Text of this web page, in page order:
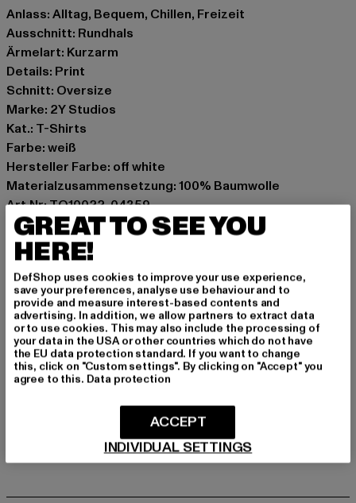
Anlass: Alltag, Bequem, Chillen, Freizeit
Ausschnitt: Rundhals
Ärmelart: Kurzarm
Details: Print
Schnitt: Oversize
Marke: 2Y Studios
Kat.: T-Shirts
Farbe: weiß
Hersteller Farbe: off white
Materialzusammensetzung: 100% Baumwolle
Art.Nr: TO10022-04359
Hersteller: 2Y Premium GmbH |
Hollefeldstraße 16 | 48282 Emsdetten | DE
GRÖSSE & PASSFORM
PFLEGEHINWEISE
LIEFERUNG & RÜCKGABE
GREAT TO SEE YOU
HERE!
DefShop uses cookies to improve your use experience,
save your preferences, analyse use behaviour and to
provide and measure interest-based contents and
advertising. In addition, we allow partners to extract data
or to use cookies. This may also include the processing of
your data in the USA or other countries which do not have
the EU data protection standard. If you want to change
this, click on "Custom settings". By clicking on "Accept" you
agree to this. Data protection
INDIVIDUAL SETTINGS
ACCEPT